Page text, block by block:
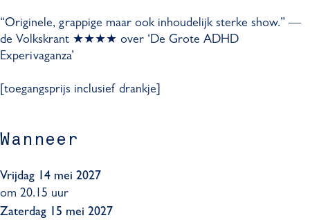
r
m
l
n
o
r
a
m
a
a
r
n
m
“Originele, grappige maar ook inhoudelijk sterke show.” —
de Volkskrant ★★★★ over ‘De Grote ADHD
Experivaganza’
[toegangsprijs inclusief drankje]
Wanneer
Vrijdag 14 mei 2027
om 20.15 uur
Zaterdag 15 mei 2027